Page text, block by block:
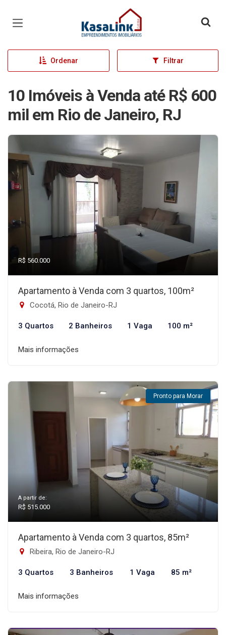
Página inicial
Ordenar Filtrar
10 Imóveis à Venda até R$ 600
mil em Rio de Janeiro, RJ
R$ 560.000
Apartamento à Venda com 3 quartos, 100m²
Cocotá, Rio de Janeiro-RJ
3 Quartos 2 Banheiros 1 Vaga 100 m²
Mais informações
Pronto para Morar
A partir de:
R$ 515.000
Apartamento à Venda com 3 quartos, 85m²
Ribeira, Rio de Janeiro-RJ
3 Quartos 3 Banheiros 1 Vaga 85 m²
Mais informações